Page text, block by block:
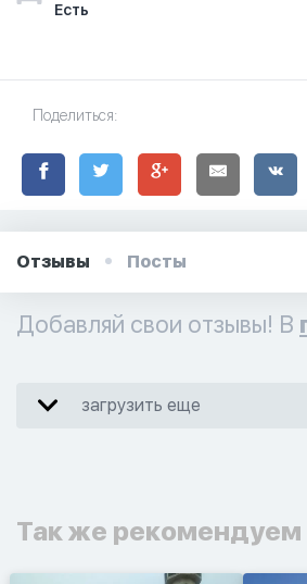
Есть
Поделиться:
Отзывы Посты
Добавляй свои отзывы! В
загрузить еще
Так же рекомендуем